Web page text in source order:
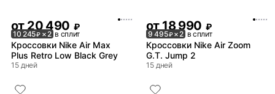
от 20 490 ₽
10 245₽ × 2 в сплит
Кроссовки Nike Air Max
Plus Retro Low Black Grey
15 дней
от 18 990 ₽
9 495₽× 2 в сплит
Кроссовки Nike Air Zoom
G.T. Jump 2
15 дней